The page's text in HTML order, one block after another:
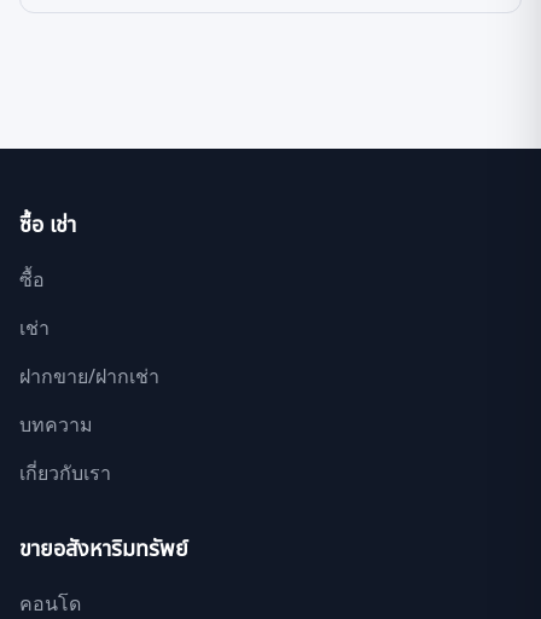
ซื้อ เช่า
ซื้อ
เช่า
ฝากขาย/ฝากเช่า
บทความ
เกี่ยวกับเรา
ขายอสังหาริมทรัพย์
คอนโด